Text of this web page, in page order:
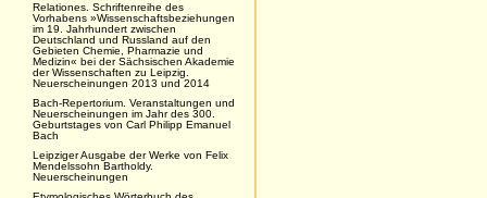
Relationes. Schriftenreihe des
Vorhabens »Wissenschaftsbeziehungen
im 19. Jahrhundert zwischen
Deutschland und Russland auf den
Gebieten Chemie, Pharmazie und
Medizin« bei der Sächsischen Akademie
der Wissenschaften zu Leipzig.
Neuerscheinungen 2013 und 2014
Bach-Repertorium. Veranstaltungen und
Neuerscheinungen im Jahr des 300.
Geburtstages von Carl Philipp Emanuel
Bach
Leipziger Ausgabe der Werke von Felix
Mendelssohn Bartholdy.
Neuerscheinungen